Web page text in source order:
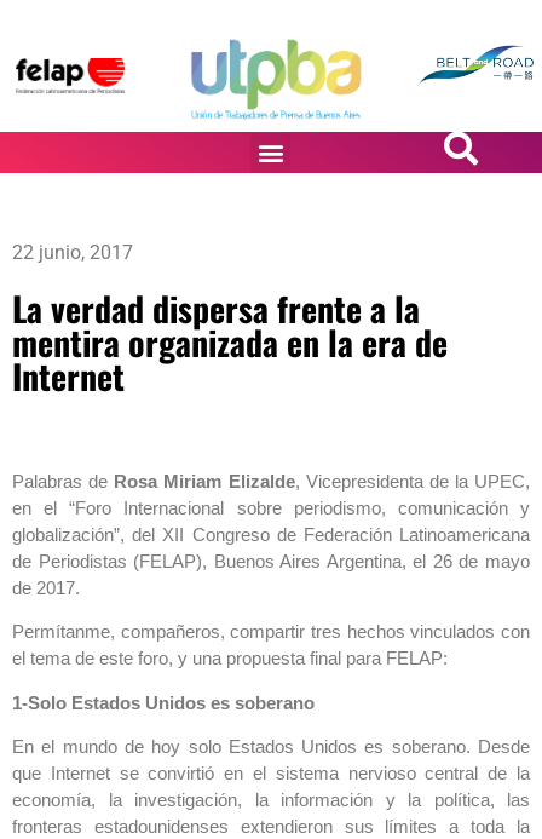
22 junio, 2017
La verdad dispersa frente a la
mentira organizada en la era de
Internet
Palabras de Rosa Miriam Elizalde, Vicepresidenta de la UPEC,
en el “Foro Internacional sobre periodismo, comunicación y
globalización”, del XII Congreso de Federación Latinoamericana
de Periodistas (FELAP), Buenos Aires Argentina, el 26 de mayo
de 2017.
Permítanme, compañeros, compartir tres hechos vinculados con
el tema de este foro, y una propuesta final para FELAP:
1-Solo Estados Unidos es soberano
En el mundo de hoy solo Estados Unidos es soberano. Desde
que Internet se convirtió en el sistema nervioso central de la
economía, la investigación, la información y la política, las
fronteras estadounidenses extendieron sus límites a toda la